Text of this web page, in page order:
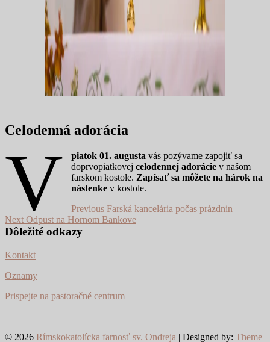
Celodenná adorácia
V piatok 01. augusta vás pozývame zapojiť sa
doprvopiatkovejcelodennej adoráciev našom
farskom kostole. Zapísať sa môžete na hárok na
nástenke v kostole.
Navigácia
v
Previous Previous
post:
Farská kancelária počas prázdnin
Next Next
post:
Odpust na Hornom Bankove
Dôležité odkazy
Kontakt
Oznamy
Prispejte na pastoračné centrum
© 2026 Rímskokatolícka farnosť sv. Ondreja | Designed by: Theme